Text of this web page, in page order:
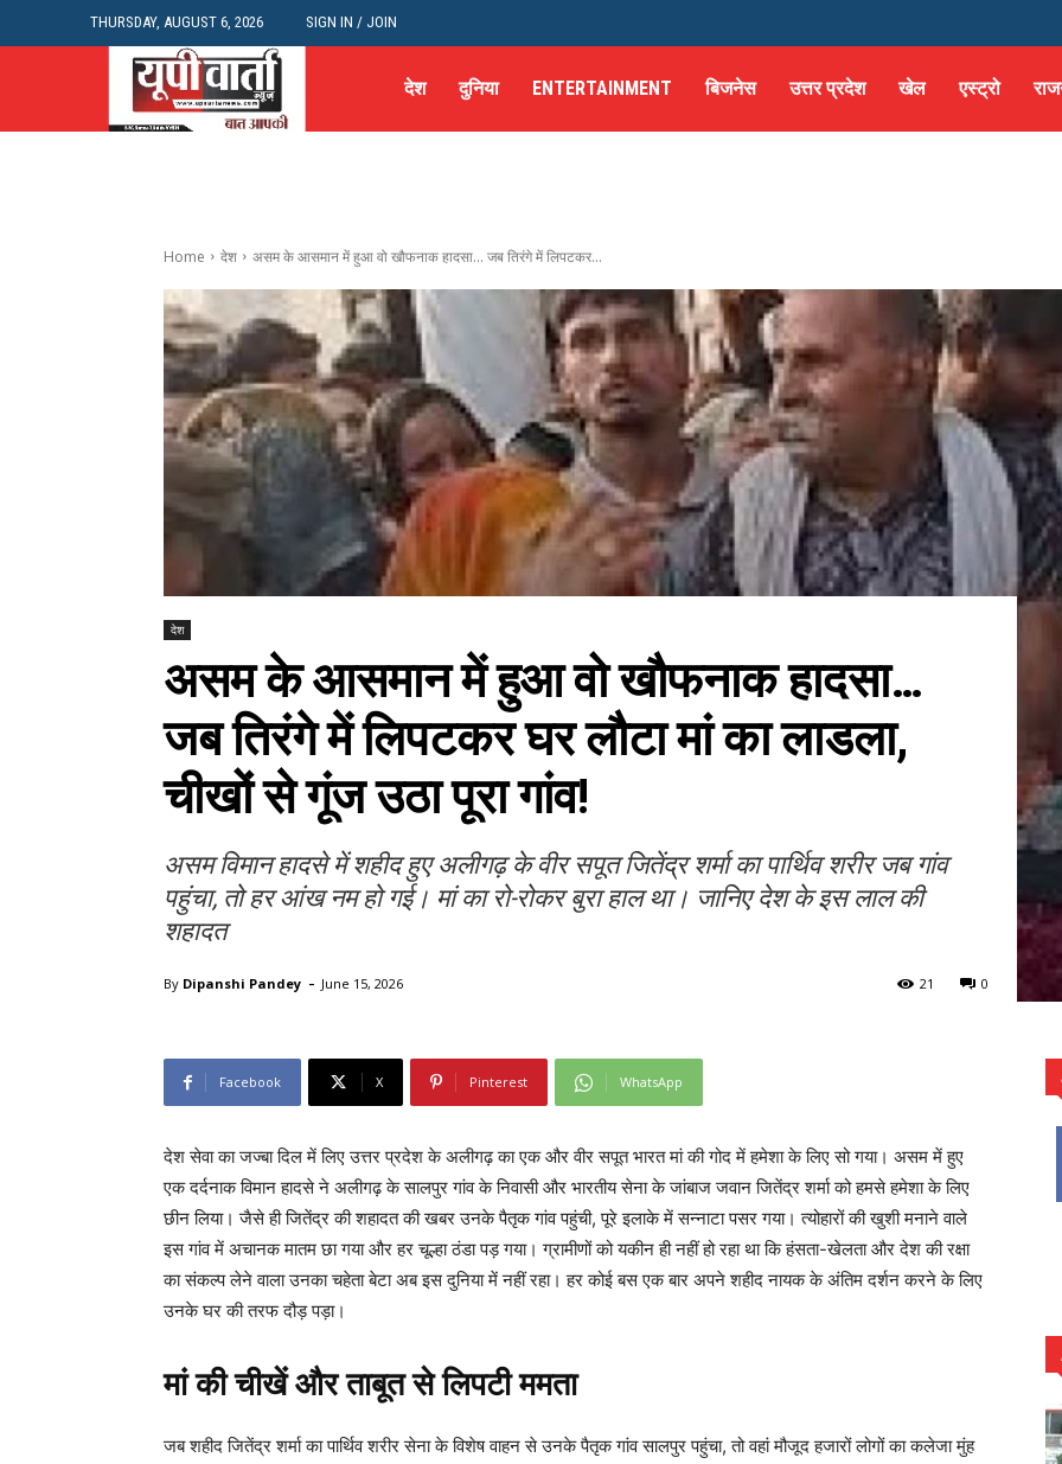
THURSDAY, AUGUST 6, 2026 SIGN IN / JOIN
देश दुनिया ENTERTAINMENT बिजनेस उत्तर प्रदेश खेल एस्ट्रो
Home देश असम के आसमान में हुआ वो खौफनाक हादसा... जब तिरंगे में लिपटकर...
देश
असम के आसमान में हुआ वो खौफनाक हादसा…
जब तिरंगे में लिपटकर घर लौटा मां का लाडला,
चीखों से गूंज उठा पूरा गांव!
असम विमान हादसे में शहीद हुए अलीगढ़ के वीर सपूत जितेंद्र शर्मा का पार्थिव शरीर जब गांव
पहुंचा, तो हर आंख नम हो गई। मां का रो-रोकर बुरा हाल था। जानिए देश के इस लाल की
शहादत
By Dipanshi Pandey - June 15, 2026 0
21
Facebook X Pinterest WhatsApp
देश सेवा का जज्बा दिल में लिए उत्तर प्रदेश के अलीगढ़ का एक और वीर सपूत भारत मां की गोद में हमेशा के लिए सो गया। असम में हुए
एक दर्दनाक विमान हादसे ने अलीगढ़ के सालपुर गांव के निवासी और भारतीय सेना के जांबाज जवान जितेंद्र शर्मा को हमसे हमेशा के लिए
छीन लिया। जैसे ही जितेंद्र की शहादत की खबर उनके पैतृक गांव पहुंची, पूरे इलाके में सन्नाटा पसर गया। त्योहारों की खुशी मनाने वाले
इस गांव में अचानक मातम छा गया और हर चूल्हा ठंडा पड़ गया। ग्रामीणों को यकीन ही नहीं हो रहा था कि हंसता-खेलता और देश की रक्षा
का संकल्प लेने वाला उनका चहेता बेटा अब इस दुनिया में नहीं रहा। हर कोई बस एक बार अपने शहीद नायक के अंतिम दर्शन करने के लिए
उनके घर की तरफ दौड़ पड़ा।
मां की चीखें और ताबूत से लिपटी ममता
जब शहीद जितेंद्र शर्मा का पार्थिव शरीर सेना के विशेष वाहन से उनके पैतृक गांव सालपुर पहुंचा, तो वहां मौजूद हजारों लोगों का कलेजा मुंह